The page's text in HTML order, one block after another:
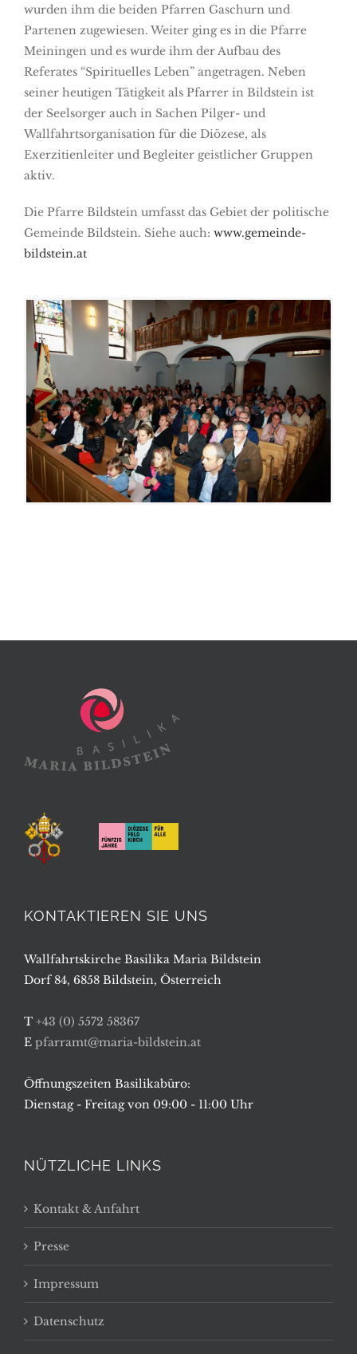
wurden ihm die beiden Pfarren Gaschurn und
Partenen zugewiesen. Weiter ging es in die Pfarre
Meiningen und es wurde ihm der Aufbau des
Referates “Spirituelles Leben” angetragen. Neben
seiner heutigen Tätigkeit als Pfarrer in Bildstein ist
der Seelsorger auch in Sachen Pilger- und
Wallfahrtsorganisation für die Diözese, als
Exerzitienleiter und Begleiter geistlicher Gruppen
aktiv.
Die Pfarre Bildstein umfasst das Gebiet der politische
Gemeinde Bildstein. Siehe auch: www.gemeinde-
bildstein.at
KONTAKTIEREN SIE UNS
Wallfahrtskirche Basilika Maria Bildstein
Dorf 84, 6858 Bildstein, Österreich
T +43 (0) 5572 58367
E pfarramt@maria-bildstein.at
Öffnungszeiten Basilikabüro:
Dienstag - Freitag von 09:00 - 11:00 Uhr
NÜTZLICHE LINKS
Kontakt & Anfahrt
Presse
Impressum
Datenschutz